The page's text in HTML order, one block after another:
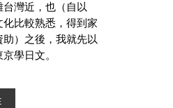
灣近，也（自以
比較熟悉，得到家
）之後，我就先以
學日文。